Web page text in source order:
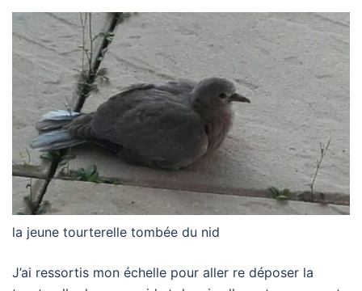
la jeune tourterelle tombée du nid
J’ai ressortis mon échelle pour aller re déposer la